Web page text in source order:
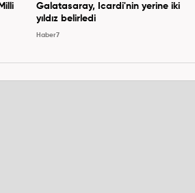
Galatasaray, Icardi'nin yerine iki
yıldız belirledi
Haber7